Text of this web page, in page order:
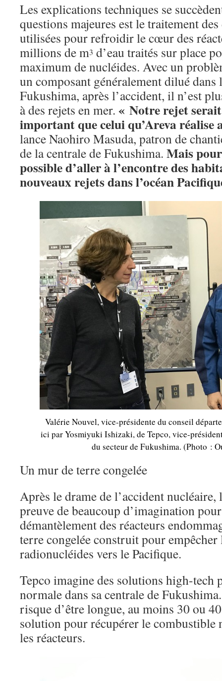
Les explications techniques se
questions majeures est le traitement
utilisées pour refroidir le cœur des
millions de m3 d’eau traités sur place
maximum de nucléides. Avec un
un composant généralement dilué dans
Fukushima, après l’accident, il n’est
à des rejets en mer. « Notre rejet
important que celui qu’Areva réalise
lance Naohiro Masuda, patron de
de la centrale de Fukushima. Mais
possible d’aller à l’encontre des
nouveaux rejets dans l’océan
Valérie Nouvel, vice-présidente du conseil
ici par Yosmiyuki Ishizaki, de Tepco, vice-
du secteur de Fukushima. (Photo :
Un mur de terre congelée
Après le drame de l’accident
preuve de beaucoup d’imagination
démantèlement des réacteurs
terre congelée construit pour
radionucléides vers le Pacifique.
Tepco imagine des solutions high-tech
normale dans sa centrale de
risque d’être longue, au moins 30 ou
solution pour récupérer le combustible
les réacteurs.